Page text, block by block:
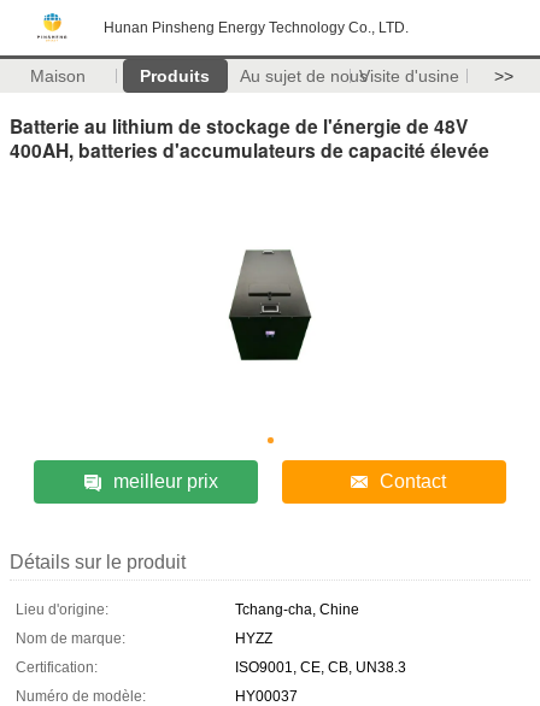
Hunan Pinsheng Energy Technology Co., LTD.
Maison Produits Au sujet de nousVisite d'usine >>
Batterie au lithium de stockage de l'énergie de 48V
400AH, batteries d'accumulateurs de capacité élevée
meilleur prix Contact
Détails sur le produit
Lieu d'origine:
Tchang-cha, Chine
Nom de marque:
HYZZ
Certification:
ISO9001, CE, CB, UN38.3
Numéro de modèle:
HY00037